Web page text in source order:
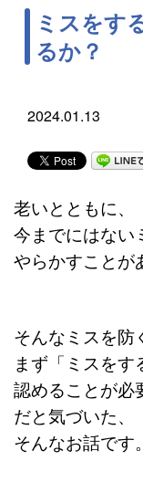
ミスをす
るか？
2024.01.13
老いとともに、
今までにはない
やらかすことが
そんなミスを防
まず「ミスをす
認めることが必
だと気づいた、
そんなお話です。